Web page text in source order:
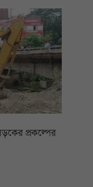
প্রকল্পের